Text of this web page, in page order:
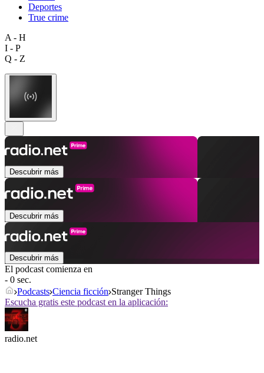
Deportes
True crime
A - H
I - P
Q - Z
Descubrir más
Descubrir más
Descubrir más
El podcast comienza en
- 0 sec.
Podcasts Ciencia ficción Stranger Things
Escucha gratis este podcast en la aplicación:
radio.net